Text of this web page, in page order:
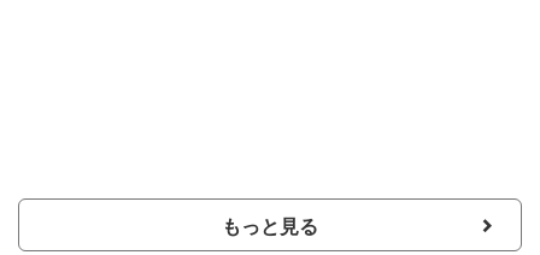
もっと見る